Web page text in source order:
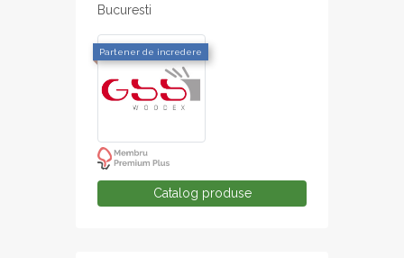
Bucuresti
Partener de incredere
Catalog produse